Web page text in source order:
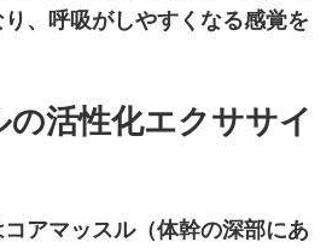
、呼吸がしやすくなる感覚を
活性化エクササイ
アマッスル（体幹の深部にあ